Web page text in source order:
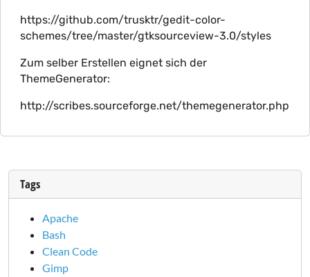
https://github.com/trusktr/gedit-color-
schemes/tree/master/gtksourceview-3.0/styles
Zum selber Erstellen eignet sich der
ThemeGenerator:
http://scribes.sourceforge.net/themegenerator.php
Tags
Apache
Bash
Clean Code
Gimp